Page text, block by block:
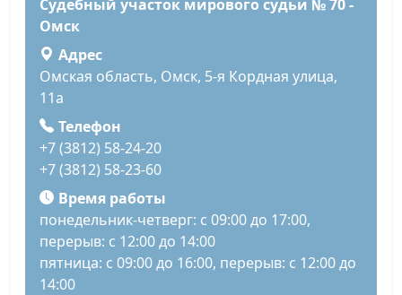
Судебный участок мирового судьи № 70 -
Омск
Адрес
Омская область, Омск, 5-я Кордная улица,
11а
Телефон
+7 (3812) 58-24-20
+7 (3812) 58-23-60
Время работы
понедельник-четверг: с 09:00 до 17:00,
перерыв: с 12:00 до 14:00
пятница: с 09:00 до 16:00, перерыв: с 12:00 до
14:00